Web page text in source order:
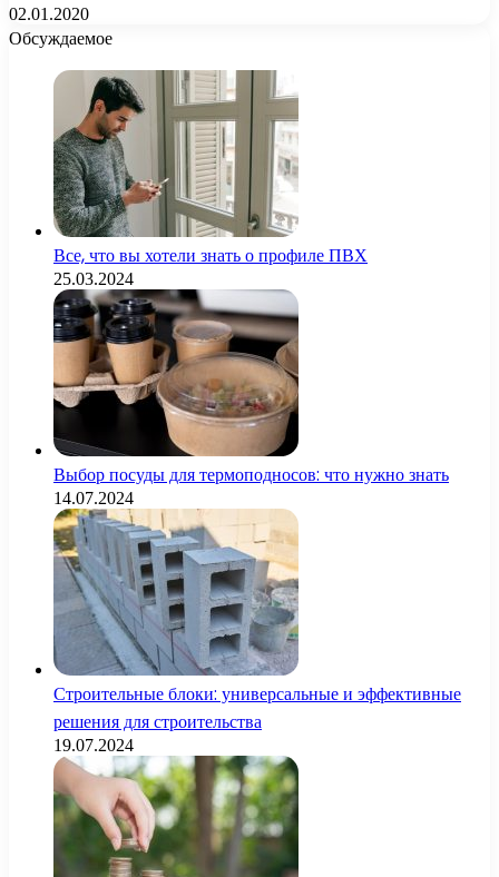
02.01.2020
Обсуждаемое
Все, что вы хотели знать о профиле ПВХ
25.03.2024
Выбор посуды для термоподносов: что нужно знать
14.07.2024
Строительные блоки: универсальные и эффективные
решения для строительства
19.07.2024